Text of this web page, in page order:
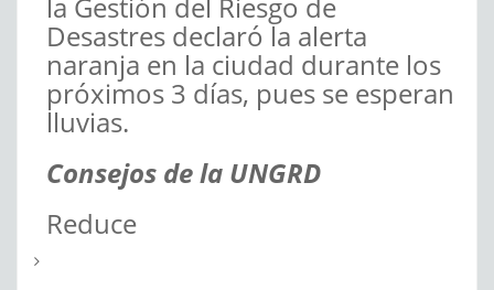
Desastres declaró la alerta
naranja en la ciudad durante los
próximos 3 días, pues se esperan
lluvias.
Consejos de la UNGRD
Reduce